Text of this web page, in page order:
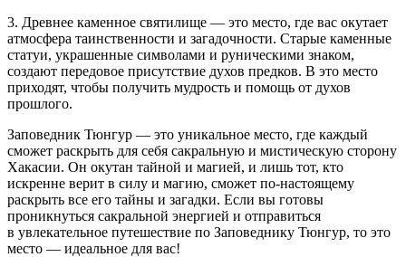
3. Древнее каменное святилище — это место, где вас окутает
атмосфера таинственности и загадочности. Старые каменные
статуи, украшенные символами и руническими знаком,
создают передовое присутствие духов предков. В это место
приходят, чтобы получить мудрость и помощь от духов
прошлого.
Заповедник Тюнгур — это уникальное место, где каждый
сможет раскрыть для себя сакральную и мистическую сторону
Хакасии. Он окутан тайной и магией, и лишь тот, кто
искренне верит в силу и магию, сможет по-настоящему
раскрыть все его тайны и загадки. Если вы готовы
проникнуться сакральной энергией и отправиться
в увлекательное путешествие по Заповеднику Тюнгур, то это
место — идеальное для вас!